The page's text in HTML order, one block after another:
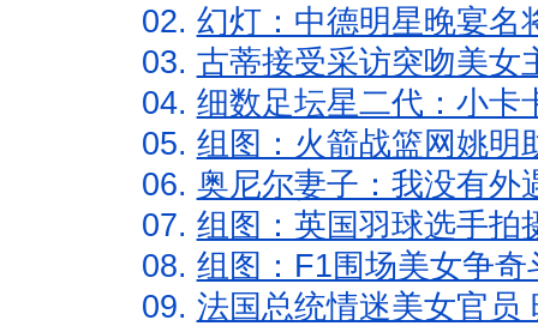
02. 幻灯：中德明星晚宴名
03. 古蒂接受采访突吻美女
04. 细数足坛星二代：小卡
05. 组图：火箭战篮网姚明
06. 奥尼尔妻子：我没有外
07. 组图：英国羽球选手拍
08. 组图：F1围场美女争
09. 法国总统情迷美女官员